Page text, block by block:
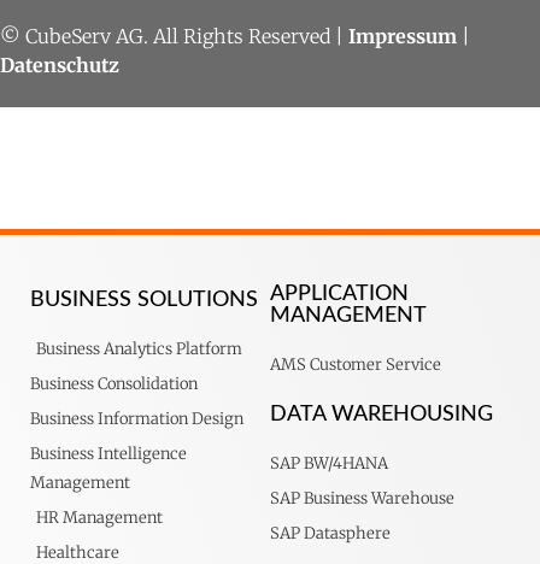
© CubeServ AG. All Rights Reserved | Impressum
Datenschutz
BUSINESS SOLUTIONS
Business Analytics Platform
Business Consolidation
Business Information Design
Business Intelligence
Management
HR Management
Healthcare
APPLICATION
MANAGEMENT
AMS Customer Service
DATA WAREHOUSING
SAP BW/4HANA
SAP Business Warehouse
SAP Datasphere